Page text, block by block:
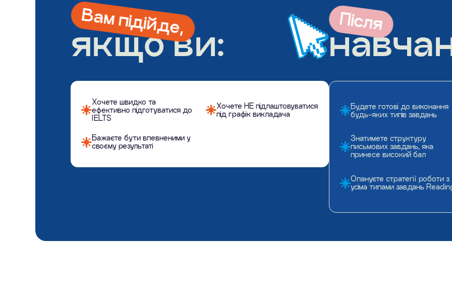
Вам підійде,
якщо ви:
Хочете швидко та
ефективно підготуватися до
IELTS
Хочете НЕ підлаштовуватися
під графік викладача
Бажаєте бути впевненими у
своєму результаті
Після
Будете готові до виконання
будь-яких типів завдань
Знатимете структуру
письмових завдань, яка
принесе високий бал
Опануєте стратегії роботи з
усіма типами завдань